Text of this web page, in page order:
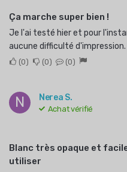
Ça marche super bien !
Je l'ai testé hier et pour
aucune difficulté d'impression.
0 0 0
N Nerea S.
Achat vérifié
Blanc très opaque et
utiliser